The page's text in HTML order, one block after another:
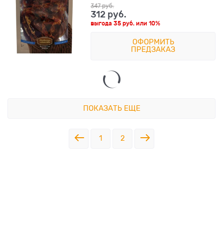
347 руб.
312 руб.
выгода35 руб. или10%
ОФОРМИТЬ
ПРЕДЗАКАЗ
ПОКАЗАТЬ ЕЩЕ
1 2